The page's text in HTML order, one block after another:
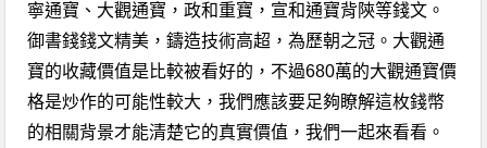
寧通寶、大觀通寶，政和重寶，宣和通寶背陝等錢文。
御書錢錢文精美，鑄造技術高超，為歷朝之冠。大觀通
寶的收藏價值是比較被看好的，不過680萬的大觀通寶價
格是炒作的可能性較大，我們應該要足夠瞭解這枚錢幣
的相關背景才能清楚它的真實價值，我們一起來看看。